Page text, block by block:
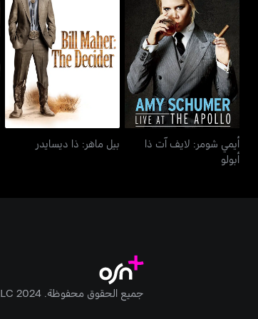
أيمي شومر: لايف آت ذا
أبولو
أيمي شومر: لايف آت ذا
أبولو
بيل ماهر: ذا ديسايدر
بيل ماهر: ذا ديسايدر
جميع الحقوق محفوظة. Anghami FZ LLC 2024 ©